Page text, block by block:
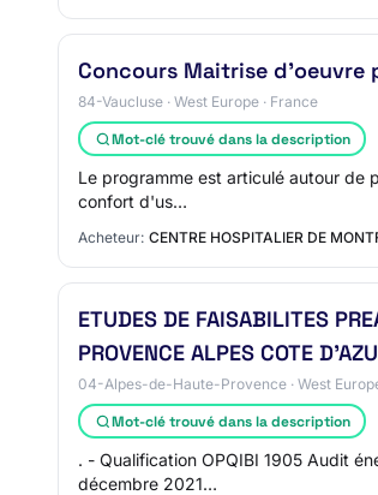
Concours Maitrise d'oeuvre
84-Vaucluse · West Europe · France
Mot-clé trouvé dans la description
Le programme est articulé autour de
confort d'us…
Acheteur: CENTRE HOSPITALIER DE
ETUDES DE FAISABILITES
PROVENCE ALPES COTE
04-Alpes-de-Haute-Provence · West
Mot-clé trouvé dans la description
. - Qualification OPQIBI 1905 Audit
décembre 2021…